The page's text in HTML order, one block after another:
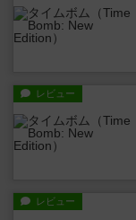
レビュー
レビュー